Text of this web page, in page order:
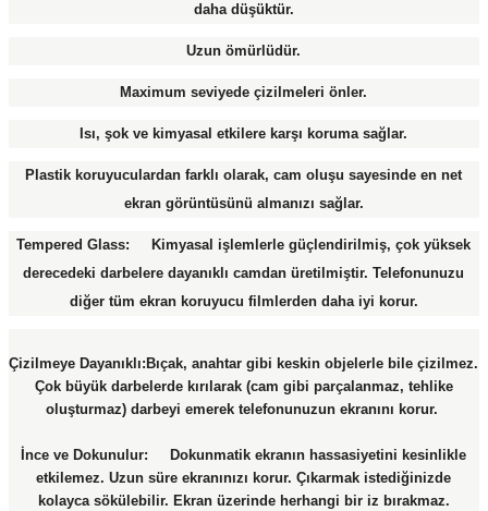
daha düşüktür.
Uzun ömürlüdür.
Maximum seviyede çizilmeleri önler.
Isı, şok ve kimyasal etkilere karşı koruma sağlar.
Plastik koruyuculardan farklı olarak, cam oluşu sayesinde en net
ekran görüntüsünü almanızı sağlar.
Tempered Glass: Kimyasal işlemlerle güçlendirilmiş, çok yüksek
derecedeki darbelere dayanıklı camdan üretilmiştir. Telefonunuzu
diğer tüm ekran koruyucu filmlerden daha iyi korur.
Çizilmeye Dayanıklı:Bıçak, anahtar gibi keskin objelerle bile çizilmez.
Çok büyük darbelerde kırılarak (cam gibi parçalanmaz, tehlike
oluşturmaz) darbeyi emerek telefonunuzun ekranını korur.
İnce ve Dokunulur: Dokunmatik ekranın hassasiyetini kesinlikle
etkilemez. Uzun süre ekranınızı korur. Çıkarmak istediğinizde
kolayca sökülebilir. Ekran üzerinde herhangi bir iz bırakmaz.